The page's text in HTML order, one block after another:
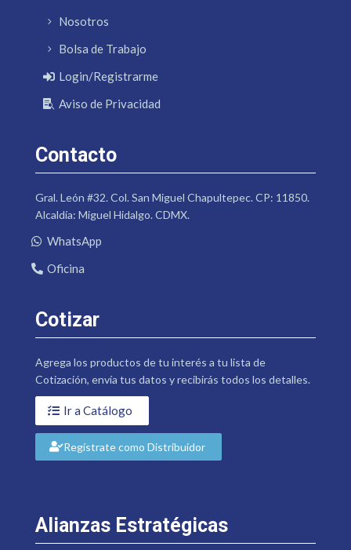
Nosotros
Bolsa de Trabajo
Login/Registrarme
Aviso de Privacidad
Contacto
Gral. León #32. Col. San Miguel Chapultepec. CP: 11850.
Alcaldía: Miguel Hidalgo. CDMX.
WhatsApp
Oficina
Cotizar
Agrega los productos de tu interés a tu lista de
Cotización, envía tus datos y recibirás todos los detalles.
Ir a Catálogo
Regístrate como Distribuidor
Alianzas Estratégicas